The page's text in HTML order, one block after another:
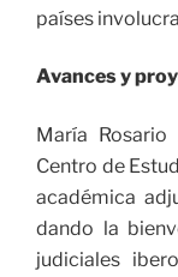
países
Avances y
María
Centro de
académica
dando la
judiciales